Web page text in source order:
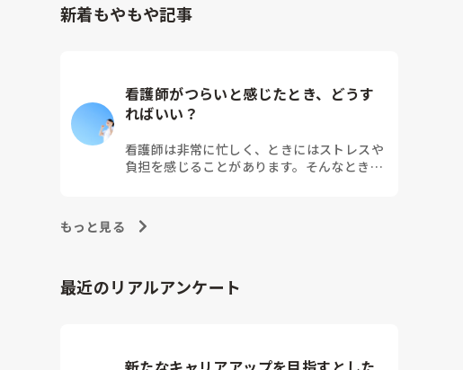
新着もやもや記事
看護師がつらいと感じたとき、どうす
ればいい？
看護師は非常に忙しく、ときにはストレスや
負担を感じることがあります。そんなとき、
を感じたときの対処法や秘訣を紹介します。
もっと見る
最近のリアルアンケート